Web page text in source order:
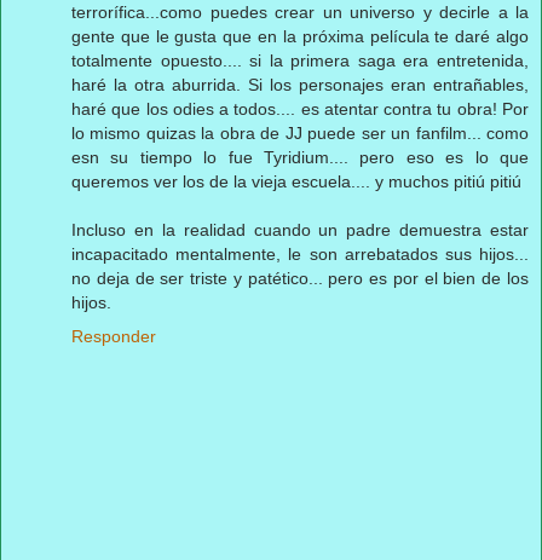
terrorífica...como puedes crear un universo y decirle a la
gente que le gusta que en la próxima película te daré algo
totalmente opuesto.... si la primera saga era entretenida,
haré la otra aburrida. Si los personajes eran entrañables,
haré que los odies a todos.... es atentar contra tu obra! Por
lo mismo quizas la obra de JJ puede ser un fanfilm... como
esn su tiempo lo fue Tyridium.... pero eso es lo que
queremos ver los de la vieja escuela.... y muchos pitiú pitiú
Incluso en la realidad cuando un padre demuestra estar
incapacitado mentalmente, le son arrebatados sus hijos...
no deja de ser triste y patético... pero es por el bien de los
hijos.
Responder